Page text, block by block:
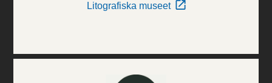
Litografiska museet